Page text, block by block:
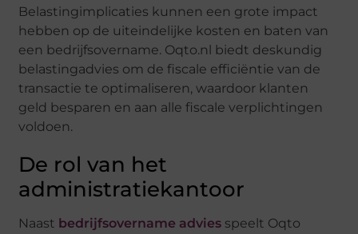
Belastingimplicaties kunnen een grote impact
hebben op de uiteindelijke kosten en baten van
een bedrijfsovername. Oqto.nl biedt deskundig
belastingadvies om de fiscale efficiëntie van de
transactie te optimaliseren, waardoor klanten
geld besparen en aan alle fiscale verplichtingen
voldoen.
De rol van het
administratiekantoor
Naast bedrijfsovername advies speelt Oqto